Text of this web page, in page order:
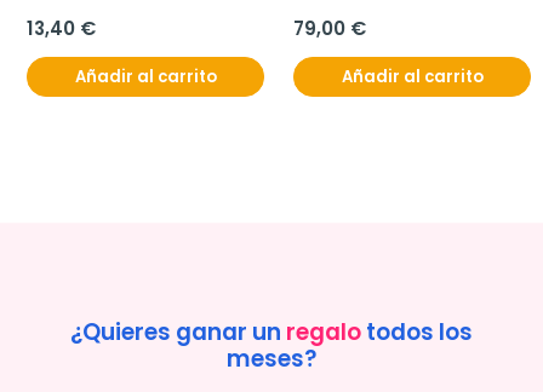
13,40 €
Añadir al carrito
79,00 €
Añadir al carrito
¿Quieres ganar un regalotodos los
meses?